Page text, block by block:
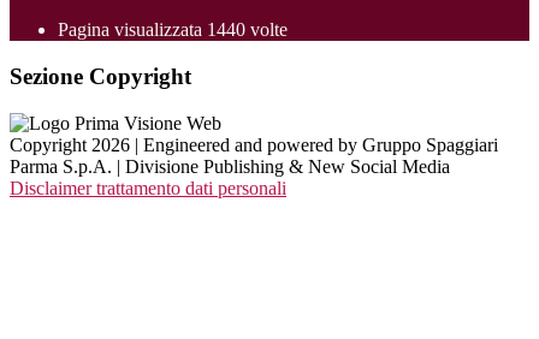
Pagina visualizzata 1440 volte
Sezione Copyright
Copyright 2026 | Engineered and powered by Gruppo Spaggiari
Parma S.p.A. | Divisione Publishing & New Social Media
Disclaimer trattamento dati personali